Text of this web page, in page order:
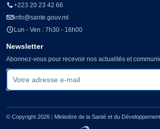
+223 20 23 42 66
info@sante.gouv.ml
Lun - Ven : 7h30 - 16h00
Newsletter
Abonnez-vous pour recevoir nos actualités et
Votre adresse e-mail
© Copyright 2026 | Ministère de la Santé et du